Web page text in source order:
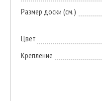
Размер доски (см.)
Цвет
Крепление